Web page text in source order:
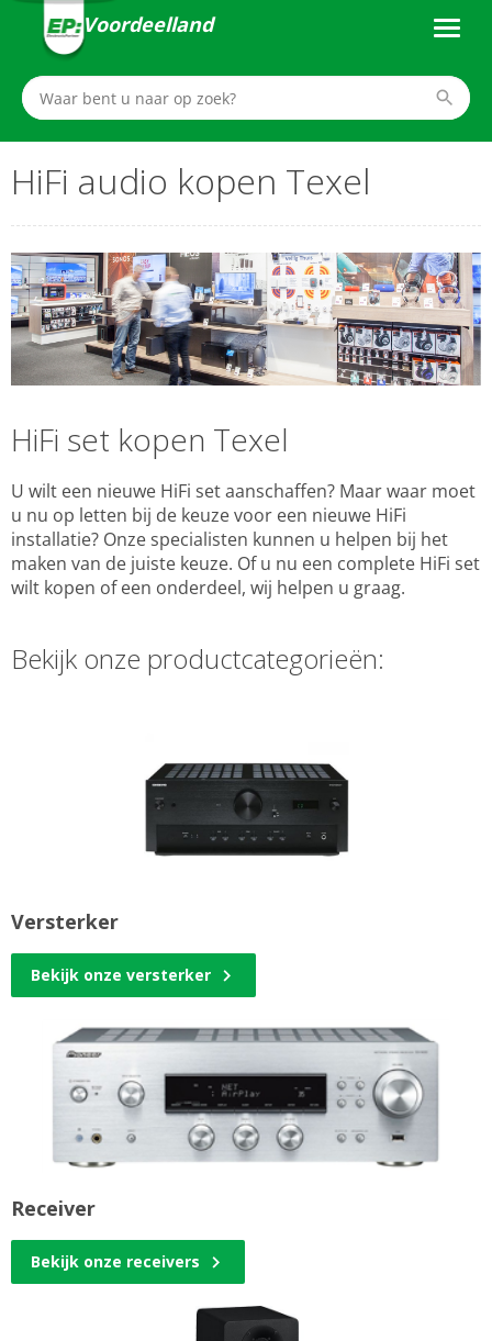
Voordeelland
HiFi audio kopen Texel
HiFi set kopen Texel
U wilt een nieuwe HiFi set aanschaffen? Maar waar moet
u nu op letten bij de keuze voor een nieuwe HiFi
installatie? Onze specialisten kunnen u helpen bij het
maken van de juiste keuze. Of u nu een complete HiFi set
wilt kopen of een onderdeel, wij helpen u graag.
Bekijk onze productcategorieën:
Versterker
Bekijk onze versterker
Receiver
Bekijk onze receivers